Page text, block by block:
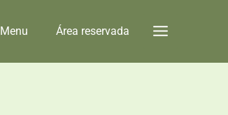
Menu Área reservada